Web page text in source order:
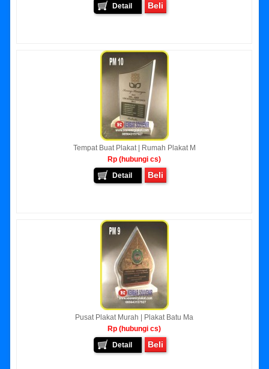
Detail
Beli
Tempat Buat Plakat | Rumah Plakat M
Rp (hubungi cs)
Detail
Beli
Pusat Plakat Murah | Plakat Batu Ma
Rp (hubungi cs)
Detail
Beli